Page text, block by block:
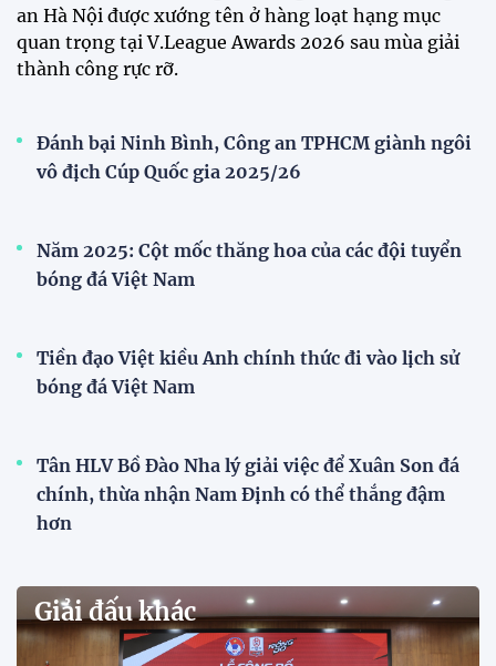
Bóng đá Việt Nam nhận giải thưởng đặc biệt từ
AFC
Bóng đá nữ Việt Nam đón cú hích lớn trước mùa
giải 2026
Đội tuyển trẻ
VCK U21 Quốc gia – Cúp FPT Play 2026: Hứa
Quy tụ 12 đội bóng trẻ hàng đầu cả nước, VCK U21
Quốc gia – Cúp FPT Play 2026 hứa hẹn tạo nên cuộc
đua sôi động, đồng thời là bệ phóng cho những